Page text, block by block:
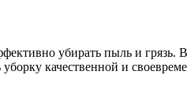
убирать пыль и
качественной и